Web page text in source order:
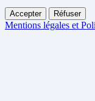
Accepter Réfuser
Mentions légales et